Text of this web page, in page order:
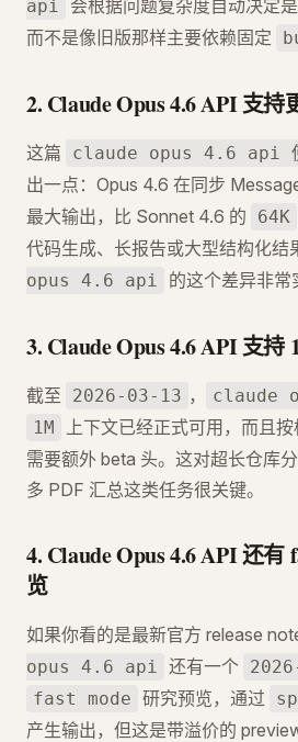
api
会根据问题复杂度自动决定
而不是像旧版那样主要依赖固定
2. Claude Opus 4.6 API 支
这篇 claude opus 4.6 api
出一点：Opus 4.6 在同步
最大输出，比 Sonnet 4.6 的 64K
代码生成、长报告或大型结构化结
opus 4.6 api
的这个差异非常
3. Claude Opus 4.6 API 支
截至 2026-03-13 ， claude
1M
上下文已经正式可用，而且
需要额外 beta 头。这对超长仓库
多 PDF 汇总这类任务很关键。
4. Claude Opus 4.6 API 还有
览
如果你看的是最新官方 release
opus 4.6 api 还有一个
fast mode 研究预览，通过
产生输出，但这是带溢价的